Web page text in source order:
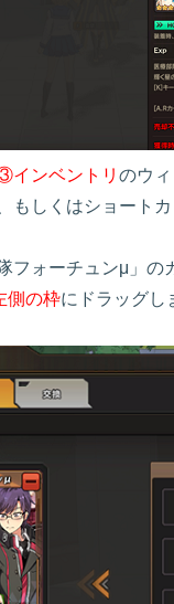
インベントリ のウ
もしくはショート
フォーチュンμ」の
の枠にドラッグし